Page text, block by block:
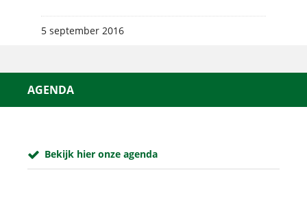
5 september 2016
AGENDA
Bekijk hier onze agenda